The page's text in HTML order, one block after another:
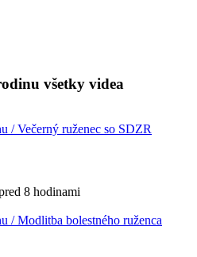
všetky videa
8 hodinami